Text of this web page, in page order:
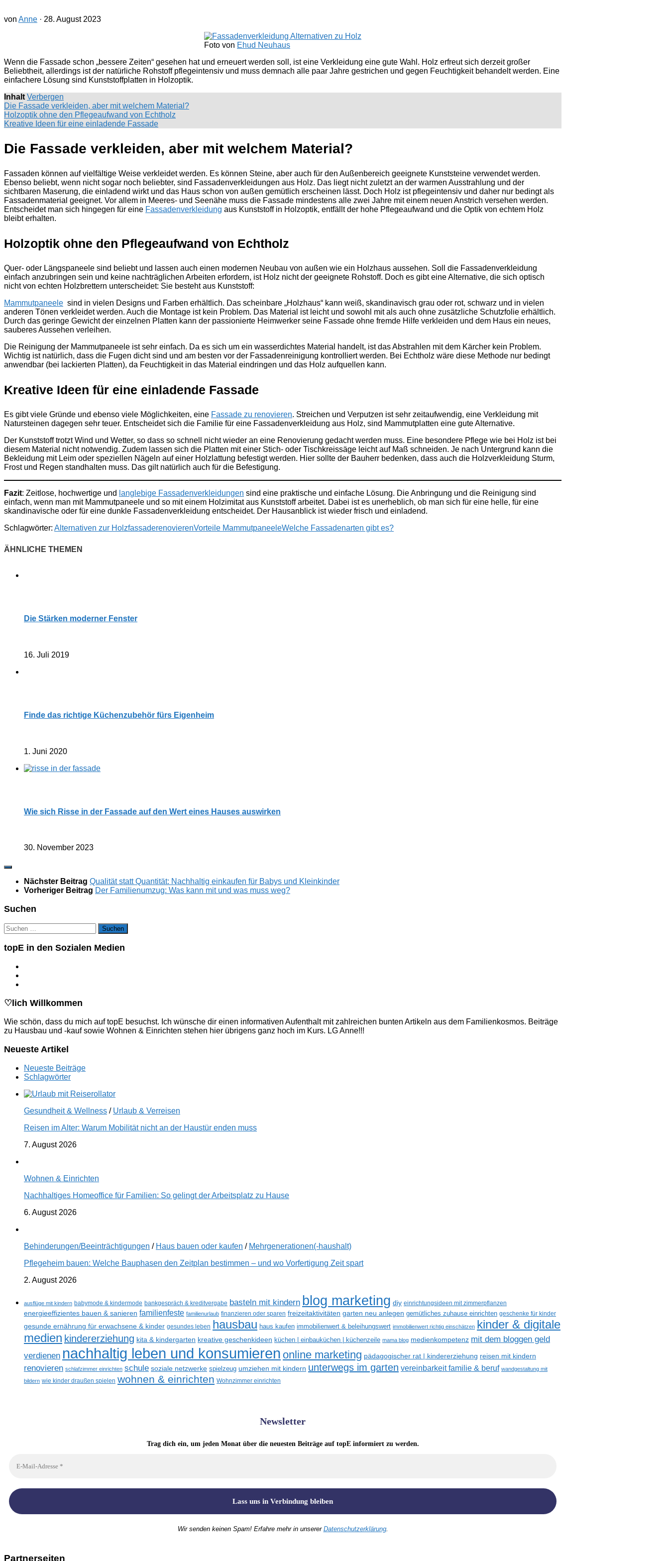
von Anne · 28. August 2023
Foto von Ehud Neuhaus
Wenn die Fassade schon „bessere Zeiten“ gesehen hat und erneuert werden soll, ist eine Verkleidung eine gute Wahl. Holz erfreut sich derzeit großer
Beliebtheit, allerdings ist der natürliche Rohstoff pflegeintensiv und muss demnach alle paar Jahre gestrichen und gegen Feuchtigkeit behandelt werden. Eine
einfachere Lösung sind Kunststoffplatten in Holzoptik.
Inhalt Verbergen
Die Fassade verkleiden, aber mit welchem Material?
Holzoptik ohne den Pflegeaufwand von Echtholz
Kreative Ideen für eine einladende Fassade
Die Fassade verkleiden, aber mit welchem Material?
Fassaden können auf vielfältige Weise verkleidet werden. Es können Steine, aber auch für den Außenbereich geeignete Kunststeine verwendet werden.
Ebenso beliebt, wenn nicht sogar noch beliebter, sind Fassadenverkleidungen aus Holz. Das liegt nicht zuletzt an der warmen Ausstrahlung und der
sichtbaren Maserung, die einladend wirkt und das Haus schon von außen gemütlich erscheinen lässt. Doch Holz ist pflegeintensiv und daher nur bedingt als
Fassadenmaterial geeignet. Vor allem in Meeres- und Seenähe muss die Fassade mindestens alle zwei Jahre mit einem neuen Anstrich versehen werden.
Entscheidet man sich hingegen für eine Fassadenverkleidung aus Kunststoff in Holzoptik, entfällt der hohe Pflegeaufwand und die Optik von echtem Holz
bleibt erhalten.
Holzoptik ohne den Pflegeaufwand von Echtholz
Quer- oder Längspaneele sind beliebt und lassen auch einen modernen Neubau von außen wie ein Holzhaus aussehen. Soll die Fassadenverkleidung
einfach anzubringen sein und keine nachträglichen Arbeiten erfordern, ist Holz nicht der geeignete Rohstoff. Doch es gibt eine Alternative, die sich optisch
nicht von echten Holzbrettern unterscheidet: Sie besteht aus Kunststoff:
Mammutpaneele sind in vielen Designs und Farben erhältlich. Das scheinbare „Holzhaus“ kann weiß, skandinavisch grau oder rot, schwarz und in vielen
anderen Tönen verkleidet werden. Auch die Montage ist kein Problem. Das Material ist leicht und sowohl mit als auch ohne zusätzliche Schutzfolie erhältlich.
Durch das geringe Gewicht der einzelnen Platten kann der passionierte Heimwerker seine Fassade ohne fremde Hilfe verkleiden und dem Haus ein neues,
sauberes Aussehen verleihen.
Die Reinigung der Mammutpaneele ist sehr einfach. Da es sich um ein wasserdichtes Material handelt, ist das Abstrahlen mit dem Kärcher kein Problem.
Wichtig ist natürlich, dass die Fugen dicht sind und am besten vor der Fassadenreinigung kontrolliert werden. Bei Echtholz wäre diese Methode nur bedingt
anwendbar (bei lackierten Platten), da Feuchtigkeit in das Material eindringen und das Holz aufquellen kann.
Kreative Ideen für eine einladende Fassade
Es gibt viele Gründe und ebenso viele Möglichkeiten, eine Fassade zu renovieren. Streichen und Verputzen ist sehr zeitaufwendig, eine Verkleidung mit
Natursteinen dagegen sehr teuer. Entscheidet sich die Familie für eine Fassadenverkleidung aus Holz, sind Mammutplatten eine gute Alternative.
Der Kunststoff trotzt Wind und Wetter, so dass so schnell nicht wieder an eine Renovierung gedacht werden muss. Eine besondere Pflege wie bei Holz ist bei
diesem Material nicht notwendig. Zudem lassen sich die Platten mit einer Stich- oder Tischkreissäge leicht auf Maß schneiden. Je nach Untergrund kann die
Bekleidung mit Leim oder speziellen Nägeln auf einer Holzlattung befestigt werden. Hier sollte der Bauherr bedenken, dass auch die Holzverkleidung Sturm,
Frost und Regen standhalten muss. Das gilt natürlich auch für die Befestigung.
Fazit: Zeitlose, hochwertige und langlebige Fassadenverkleidungen sind eine praktische und einfache Lösung. Die Anbringung und die Reinigung sind
einfach, wenn man mit Mammutpaneele und so mit einem Holzimitat aus Kunststoff arbeitet. Dabei ist es unerheblich, ob man sich für eine helle, für eine
skandinavische oder für eine dunkle Fassadenverkleidung entscheidet. Der Hausanblick ist wieder frisch und einladend.
Schlagwörter: Alternativen zur HolzfassaderenovierenVorteile MammutpaneeleWelche Fassadenarten gibt es?
Die Stärken moderner Fenster
16. Juli 2019
Finde das richtige Küchenzubehör fürs Eigenheim
1. Juni 2020
Wie sich Risse in der Fassade auf den Wert eines Hauses auswirken
30. November 2023
Nächster Beitrag Qualität statt Quantität: Nachhaltig einkaufen für Babys und Kleinkinder
Vorheriger Beitrag Der Familienumzug: Was kann mit und was muss weg?
Suchen
Suchen
nach:
topE in den Sozialen Medien
♡lich Willkommen
Wie schön, dass du mich auf topE besuchst. Ich wünsche dir einen informativen Aufenthalt mit zahlreichen bunten Artikeln aus dem Familienkosmos. Beiträge
zu Hausbau und -kauf sowie Wohnen & Einrichten stehen hier übrigens ganz hoch im Kurs. LG Anne!!!
Neueste Artikel
Neueste Beiträge
Schlagwörter
Gesundheit & Wellness / Urlaub & Verreisen
Reisen im Alter: Warum Mobilität nicht an der Haustür enden muss
7. August 2026
Wohnen & Einrichten
Nachhaltiges Homeoffice für Familien: So gelingt der Arbeitsplatz zu Hause
6. August 2026
Behinderungen/Beeinträchtigungen / Haus bauen oder kaufen / Mehrgenerationen(-haushalt)
Pflegeheim bauen: Welche Bauphasen den Zeitplan bestimmen – und wo Vorfertigung Zeit spart
2. August 2026
ausflüge mit kindern babymode & kindermode bankgespräch & kreditvergabe basteln mit kindern blog marketing diy einrichtungsideen mit zimmerpflanzen
energieeffizientes bauen & sanieren familienfeste familienurlaub finanzieren oder sparen freizeitaktivitäten garten neu anlegen gemütliches zuhause einrichten geschenke für kinder
gesunde ernährung für erwachsene & kinder gesundes leben hausbau haus kaufen immobilienwert & beleihungswert immobilienwert richtig einschätzen kinder & digitale
medien kindererziehung kita & kindergarten kreative geschenkideen küchen | einbauküchen | küchenzeile mama blog medienkompetenz mit dem bloggen geld
verdienen nachhaltig leben und konsumieren online marketing pädagogischer rat | kindererziehung reisen mit kindern
renovieren schlafzimmer einrichten schule soziale netzwerke spielzeug umziehen mit kindern unterwegs im garten vereinbarkeit familie & beruf wandgestaltung mit
bildern wie kinder draußen spielen wohnen & einrichten Wohnzimmer einrichten
Newsletter
Trag dich ein, um jeden Monat über die neuesten Beiträge auf topE informiert zu werden.
Wir senden keinen Spam! Erfahre mehr in unserer Datenschutzerklärung.
Partnerseiten